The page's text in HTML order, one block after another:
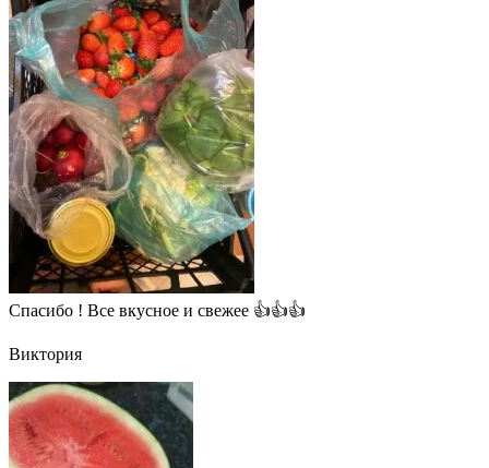
Спасибо ! Все вкусное и свежее 👍👍👍
Виктория